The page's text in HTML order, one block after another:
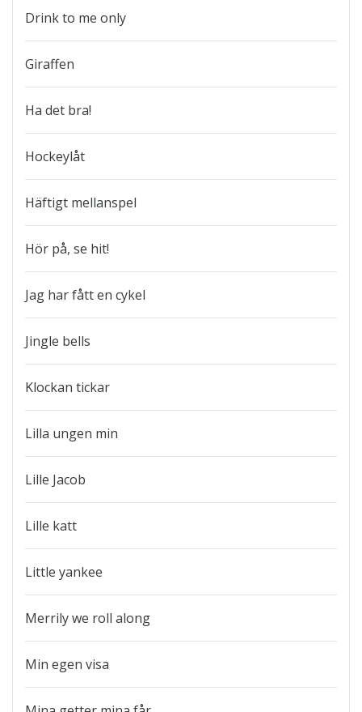
Drink to me only
Giraffen
Ha det bra!
Hockeylåt
Häftigt mellanspel
Hör på, se hit!
Jag har fått en cykel
Jingle bells
Klockan tickar
Lilla ungen min
Lille Jacob
Lille katt
Little yankee
Merrily we roll along
Min egen visa